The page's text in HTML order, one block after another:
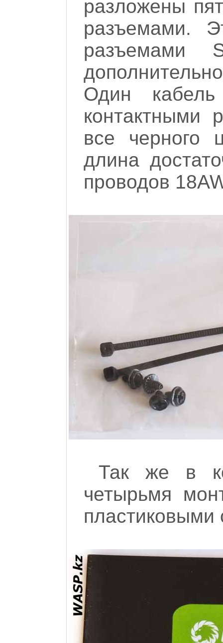
разложены
разъемами.
разъемами
Один
контактными
все черного
длина
проводов
Так же в
четырьмя
пластиковыми